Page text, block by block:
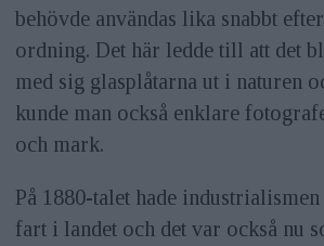
behövde användas lika snabbt
ordning. Det här ledde till att det
med sig glasplåtarna ut i naturen
kunde man också enklare
och mark.
På 1880-talet hade
fart i landet och det var också nu